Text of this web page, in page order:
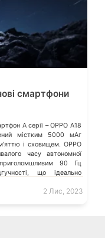
смартфони
A серії – OPPO A18
містким 5000 мАг
і сховищем. OPPO
часу автономної
90 Гц
що ідеально
користувацького […]
2 Лис, 2023